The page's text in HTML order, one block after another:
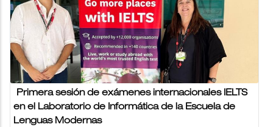
Primera sesión de exámenes internacionales IELTS
en el Laboratorio de Informática de la Escuela de
Lenguas Modernas